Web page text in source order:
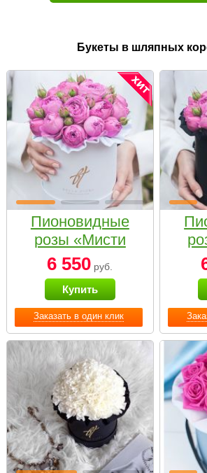
Букеты в шляпных
Заказать в один клик
Пионовидные
розы «Мисти
бабблс» в белой
коробке Small
6 550 руб.
Купить